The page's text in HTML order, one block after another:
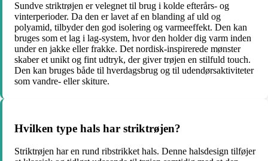
Sundve striktrøjen er velegnet til brug i kolde efterårs- og
vinterperioder. Da den er lavet af en blanding af uld og
polyamid, tilbyder den god isolering og varmeeffekt. Den kan
bruges som et lag i lag-system, hvor den holder dig varm inden
under en jakke eller frakke. Det nordisk-inspirerede mønster
skaber et unikt og fint udtryk, der giver trøjen en stilfuld touch.
Den kan bruges både til hverdagsbrug og til udendørsaktiviteter
som vandre- eller skiture.
Hvilken type hals har striktrøjen?
Striktrøjen har en rund ribstrikket hals. Denne halsdesign tilføjer